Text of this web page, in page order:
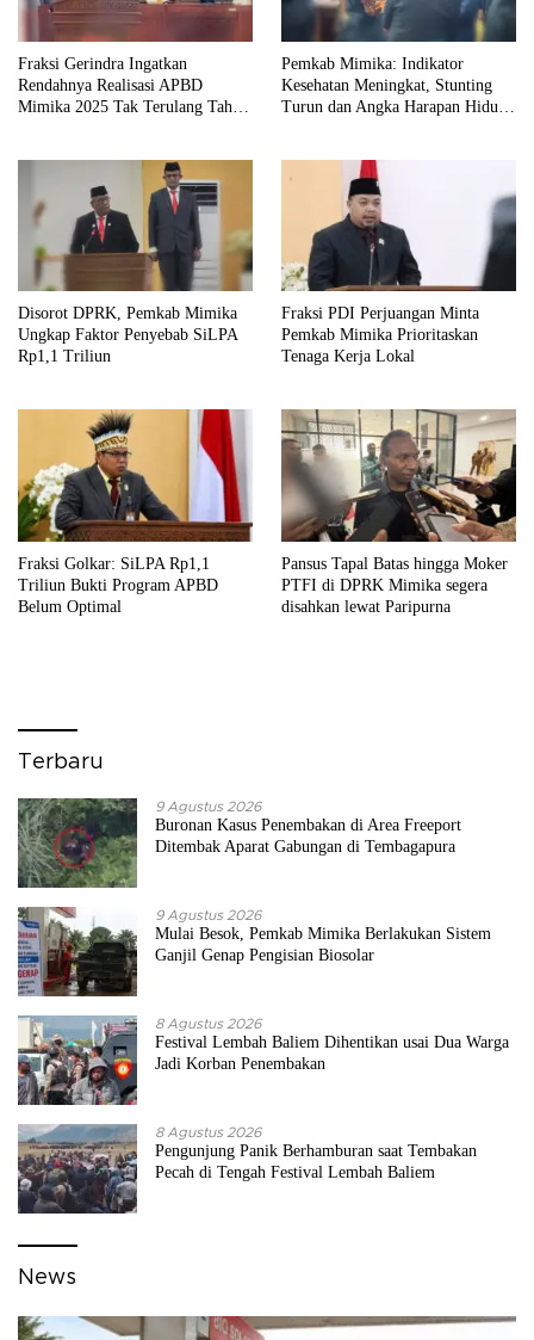
Fraksi Gerindra Ingatkan
Rendahnya Realisasi APBD
Mimika 2025 Tak Terulang Tahun
Pemkab Mimika: Indikator
Kesehatan Meningkat, Stunting
Turun dan Angka Harapan Hidup
Disorot DPRK, Pemkab Mimika
Ungkap Faktor Penyebab SiLPA
Rp1,1 Triliun
Fraksi PDI Perjuangan Minta
Pemkab Mimika Prioritaskan
Tenaga Kerja Lokal
Fraksi Golkar: SiLPA Rp1,1
Triliun Bukti Program APBD
Belum Optimal
Pansus Tapal Batas hingga Moker
PTFI di DPRK Mimika segera
disahkan lewat Paripurna
Terbaru
9 Agustus 2026
Buronan Kasus Penembakan di Area Freeport
Ditembak Aparat Gabungan di Tembagapura
9 Agustus 2026
Mulai Besok, Pemkab Mimika Berlakukan Sistem
Ganjil Genap Pengisian Biosolar
8 Agustus 2026
Festival Lembah Baliem Dihentikan usai Dua Warga
Jadi Korban Penembakan
8 Agustus 2026
Pengunjung Panik Berhamburan saat Tembakan
Pecah di Tengah Festival Lembah Baliem
News